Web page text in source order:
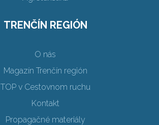
TRENČÍN REGIÓN
O nás
Magazín Trenčín región
TOP v Cestovnom ruchu
Kontakt
Propagačné materiály